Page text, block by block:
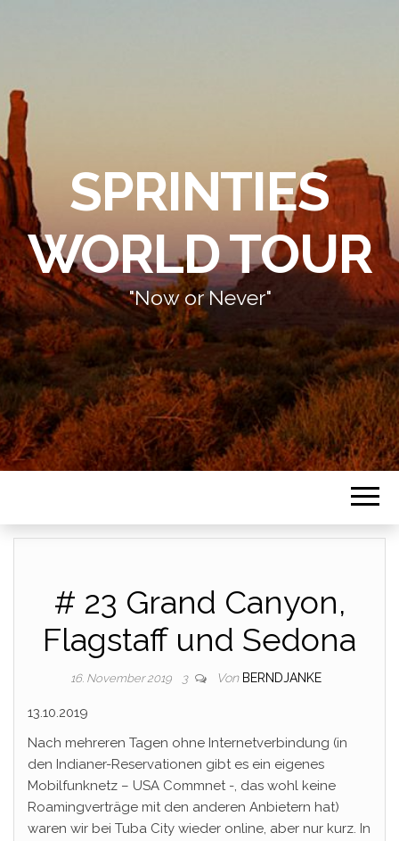
SPRINTIES
WORLD TOUR
"Now or Never"
# 23 Grand Canyon,
Flagstaff und Sedona
16. November 2019 3 Von BERNDJANKE
13.10.2019
Nach mehreren Tagen ohne Internetverbindung (in
den Indianer-Reservationen gibt es ein eigenes
Mobilfunknetz – USA Commnet -, das wohl keine
Roamingverträge mit den anderen Anbietern hat)
waren wir bei Tuba City wieder online, aber nur kurz. In